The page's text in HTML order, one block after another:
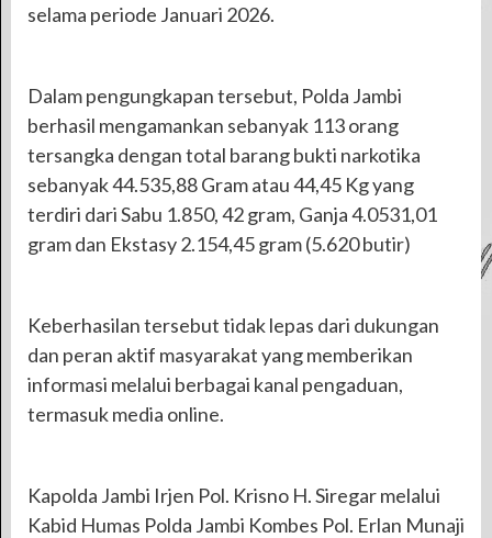
selama periode Januari 2026.
Dalam pengungkapan tersebut, Polda Jambi
berhasil mengamankan sebanyak 113 orang
tersangka dengan total barang bukti narkotika
sebanyak 44.535,88 Gram atau 44,45 Kg yang
terdiri dari Sabu 1.850, 42 gram, Ganja 4.0531,01
gram dan Ekstasy 2.154,45 gram (5.620 butir)
Keberhasilan tersebut tidak lepas dari dukungan
dan peran aktif masyarakat yang memberikan
informasi melalui berbagai kanal pengaduan,
termasuk media online.
Kapolda Jambi Irjen Pol. Krisno H. Siregar melalui
Kabid Humas Polda Jambi Kombes Pol. Erlan Munaji